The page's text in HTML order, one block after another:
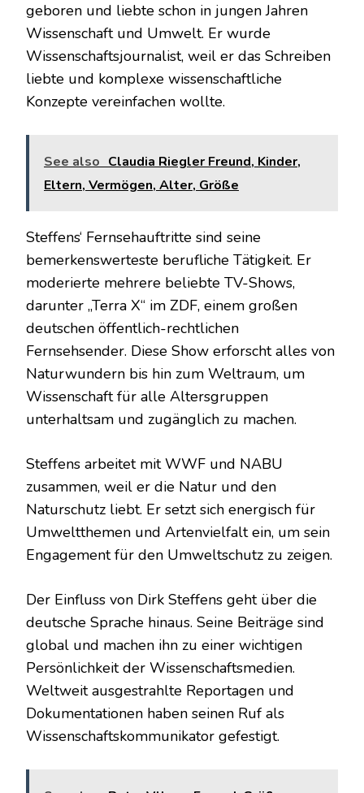
geboren und liebte schon in jungen Jahren
Wissenschaft und Umwelt. Er wurde
Wissenschaftsjournalist, weil er das Schreiben
liebte und komplexe wissenschaftliche
Konzepte vereinfachen wollte.
See also Claudia Riegler Freund, Kinder,
Eltern, Vermögen, Alter, Größe
Steffens‘ Fernsehauftritte sind seine
bemerkenswerteste berufliche Tätigkeit. Er
moderierte mehrere beliebte TV-Shows,
darunter „Terra X“ im ZDF, einem großen
deutschen öffentlich-rechtlichen
Fernsehsender. Diese Show erforscht alles von
Naturwundern bis hin zum Weltraum, um
Wissenschaft für alle Altersgruppen
unterhaltsam und zugänglich zu machen.
Steffens arbeitet mit WWF und NABU
zusammen, weil er die Natur und den
Naturschutz liebt. Er setzt sich energisch für
Umweltthemen und Artenvielfalt ein, um sein
Engagement für den Umweltschutz zu zeigen.
Der Einfluss von Dirk Steffens geht über die
deutsche Sprache hinaus. Seine Beiträge sind
global und machen ihn zu einer wichtigen
Persönlichkeit der Wissenschaftsmedien.
Weltweit ausgestrahlte Reportagen und
Dokumentationen haben seinen Ruf als
Wissenschaftskommunikator gefestigt.